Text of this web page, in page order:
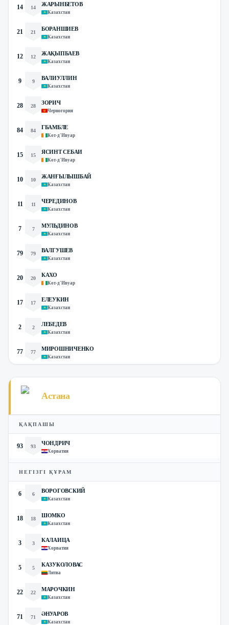
14 14
ЖАРЫНБЕТОВ
Казахстан
21 21
БОРАНШИЕВ
Казахстан
12 12
ЖАҚЫПБАЕВ
Казахстан
9 9
ВАЛИУЛЛИН
Казахстан
28 28
ЗОРИЧ
Черногория
84 84
ГБАМБЛЕ
Кот-д'Ивуар
15 15
ЯСИНТ СЕБАИ
Кот-д'Ивуар
10 10
ЖАНҒЫЛЫШБАЙ
Казахстан
11 11
ЧЕРЕДИНОВ
Казахстан
7 7
МУЛЬДИНОВ
Казахстан
79 79
ВАЛГУШЕВ
Казахстан
20 20
КАХО
Кот-д'Ивуар
17 17
ЕЛЕУКИН
Казахстан
2 2
ЛЕБЕДЕВ
Казахстан
77 77
МИРОШНИЧЕНКО
Казахстан
Астана
ҚАҚПАШЫ
93 93
ЧОНДРИЧ
Хорватия
НЕГІЗГІ ҚҰРАМ
6 6
ВОРОГОВСКИЙ
Казахстан
18 18
ШОМКО
Казахстан
3 3
КАЛАИЦА
Хорватия
5 5
КАЗУКОЛОВАС
Литва
22 22
МАРОЧКИН
Казахстан
71 71
ӘНУАРОВ
Казахстан